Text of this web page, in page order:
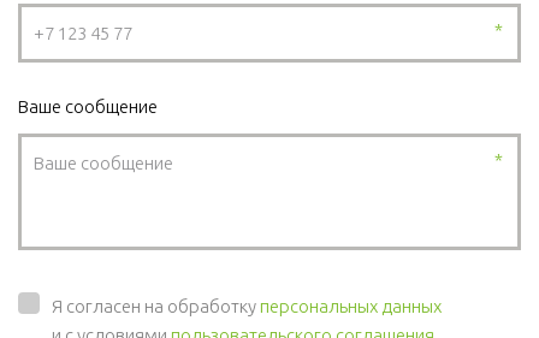
*
Ваше сообщение
*
Я согласен на обработкуперсональных данных